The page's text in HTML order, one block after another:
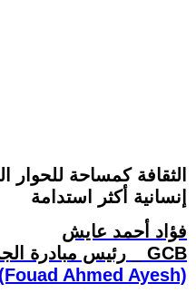
الثقافة كمساحة
إنسانية أكثر استدامة
فؤاد أحمد عايش
رئيس مبادرة الجسر الثقافي العالمي _ GCB
(Fouad Ahmed Ayesh)